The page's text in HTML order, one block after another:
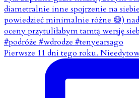
Pierwsze 11 dni tego roku.